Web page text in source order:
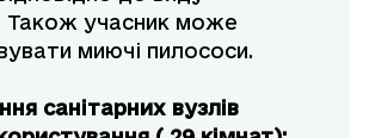
Також учасник може
миючі пилососи.
санітарних вузлів